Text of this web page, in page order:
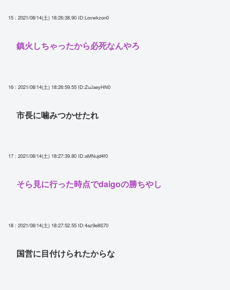
15 : 2021/08/14(土) 18:26:38.90 ID:Lovwkzon0
鎮火しちゃったから必死なんやろ
16 : 2021/08/14(土) 18:26:59.55 ID:ZuJaeyHN0
市長に噛みつかせたれ
17 : 2021/08/14(土) 18:27:39.80 ID:aMNujd4f0
そら見に行った時点でdaigoの勝ちやし
18 : 2021/08/14(土) 18:27:52.55 ID:4az9e8S70
国営に目付けられたからな